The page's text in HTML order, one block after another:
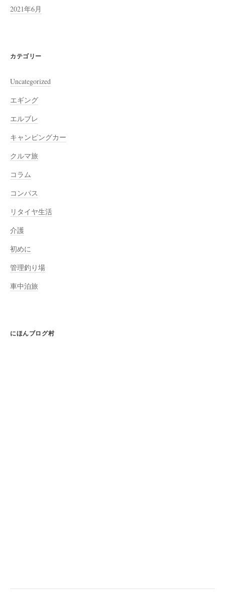
2021年6月
カテゴリー
Uncategorized
エギング
エルブレ
キャンピングカー
クルマ旅
コラム
コンパス
リタイヤ生活
介護
初めに
管理釣り場
車中泊旅
にほんブログ村